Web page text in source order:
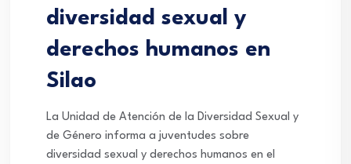
diversidad sexual y
derechos humanos en
Silao
La Unidad de Atención de la Diversidad Sexual y
de Género informa a juventudes sobre
diversidad sexual y derechos humanos en el